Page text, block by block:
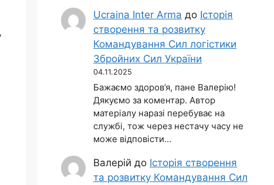
Ucraina Inter Arma до Історія
створення та розвитку
Командування Сил логістики
Збройних Сил України
04.11.2025
Бажаємо здоров’я, пане Валерію!
Дякуємо за коментар. Автор
матеріалу наразі перебуває на
службі, тож через нестачу часу не
може відповісти…
Валерій до Історія створення
та розвитку Командування Сил